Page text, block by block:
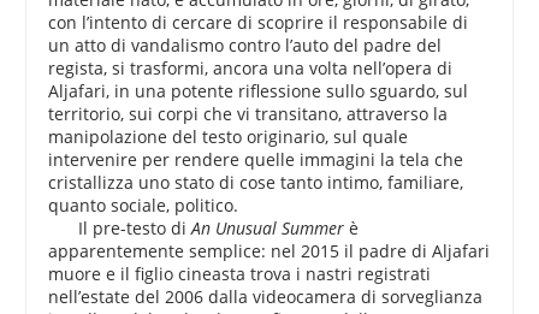
con l’intento di cercare di scoprire il responsabile di
un atto di vandalismo contro l’auto del padre del
regista, si trasformi, ancora una volta nell’opera di
Aljafari, in una potente riflessione sullo sguardo, sul
territorio, sui corpi che vi transitano, attraverso la
manipolazione del testo originario, sul quale
intervenire per rendere quelle immagini la tela che
cristallizza uno stato di cose tanto intimo, familiare,
quanto sociale, politico.
Il pre-testo diAn Unusual Summer è
apparentemente semplice: nel 2015 il padre di Aljafari
muore e il figlio cineasta trova i nastri registrati
nell’estate del 2006 dalla videocamera di sorveglianza